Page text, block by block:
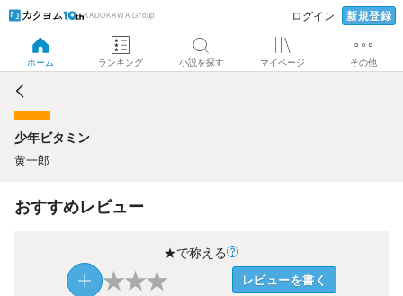
KADOKAWA Group ログイン 新規登録
ホーム ランキング 小説を探す マイページ その他
少年ビタミン
少年ビタミン
黄一郎
おすすめレビュー
★で称える
★★★ レビューを書く